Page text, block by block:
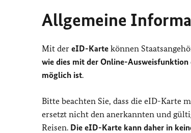
Allgemeine
Mit der eID-Karte können
wie dies mit der Online-
möglich ist.
Bitte beachten Sie, dass die eID-
ersetzt nicht den anerkannten und
Reisen. Die eID-Karte kann daher in